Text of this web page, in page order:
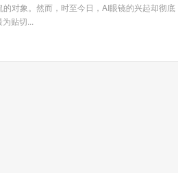
对象。然而，时至今日，AI眼镜的兴起却彻底
贴切...